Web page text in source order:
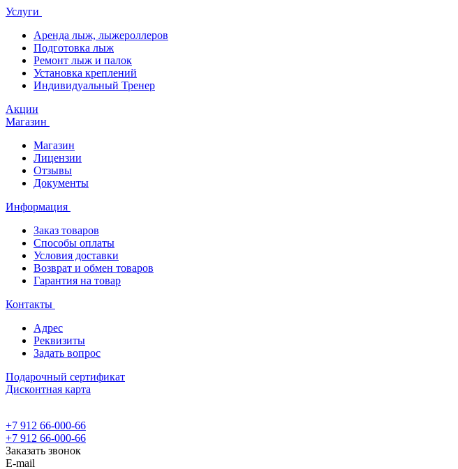
Услуги
Аренда лыж, лыжероллеров
Подготовка лыж
Ремонт лыж и палок
Установка креплений
Индивидуальный Тренер
Акции
Магазин
Магазин
Лицензии
Отзывы
Документы
Информация
Заказ товаров
Способы оплаты
Условия доставки
Возврат и обмен товаров
Гарантия на товар
Контакты
Адрес
Реквизиты
Задать вопрос
Подарочный сертификат
Дисконтная карта
+7 912 66-000-66
+7 912 66-000-66
Заказать звонок
E-mail